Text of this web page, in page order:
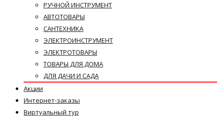
РУЧНОЙ ИНСТРУМЕНТ
АВТОТОВАРЫ
САНТЕХНИКА
ЭЛЕКТРОИНСТРУМЕНТ
ЭЛЕКТРОТОВАРЫ
ТОВАРЫ ДЛЯ ДОМА
ДЛЯ ДАЧИ И САДА
Акции
Интернет-заказы
Виртуальный тур